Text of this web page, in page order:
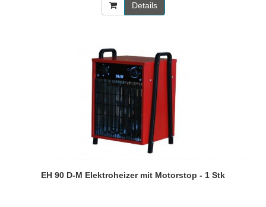
Details
EH 90 D-M Elektroheizer mit Motorstop - 1 Stk